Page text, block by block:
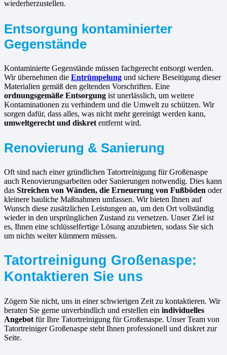
wiederherzustellen.
Entsorgung kontaminierter
Gegenstände
Kontaminierte Gegenstände müssen fachgerecht entsorgt werden.
Wir übernehmen die Entrümpelung und sichere Beseitigung dieser
Materialien gemäß den geltenden Vorschriften. Eine
ordnungsgemäße Entsorgung ist unerlässlich, um weitere
Kontaminationen zu verhindern und die Umwelt zu schützen. Wir
sorgen dafür, dass alles, was nicht mehr gereinigt werden kann,
umweltgerecht und diskret entfernt wird.
Renovierung & Sanierung
Oft sind nach einer gründlichen Tatortreinigung für Großenaspe
auch Renovierungsarbeiten oder Sanierungen notwendig. Dies kann
das Streichen von Wänden, die Erneuerung von Fußböden oder
kleinere bauliche Maßnahmen umfassen. Wir bieten Ihnen auf
Wunsch diese zusätzlichen Leistungen an, um den Ort vollständig
wieder in den ursprünglichen Zustand zu versetzen. Unser Ziel ist
es, Ihnen eine schlüsselfertige Lösung anzubieten, sodass Sie sich
um nichts weiter kümmern müssen.
Tatortreinigung Großenaspe:
Kontaktieren Sie uns
Zögern Sie nicht, uns in einer schwierigen Zeit zu kontaktieren. Wir
beraten Sie gerne unverbindlich und erstellen ein individuelles
Angebot für Ihre Tatortreinigung für Großenaspe. Unser Team von
Tatortreiniger Großenaspe steht Ihnen professionell und diskret zur
Seite.